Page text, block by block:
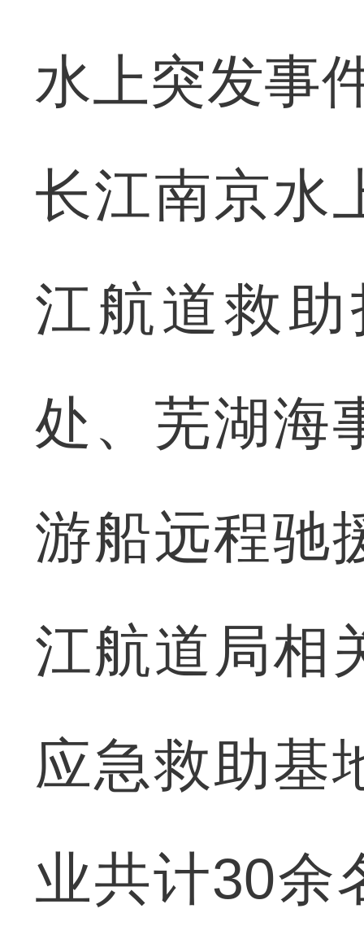
水上突发事
长江南京水
江航道救
处、芜湖海
游船远程驰
江航道局相
应急救助基
业共计30余